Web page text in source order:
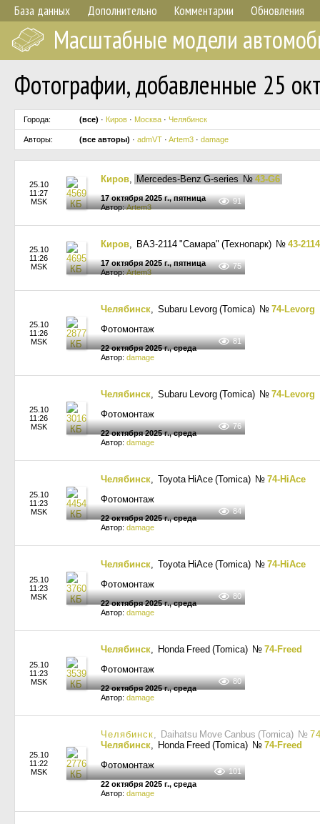
База данных Дополнительно Комментарии Обновления
Масштабные модели
Фотографии, добавленные 25
Города: (все) · Киров · Москва · Челябинск
Авторы: (все авторы) · admVT · Artem3 · damage
25.10
11:27
MSK
91
Киров, Mercedes-Benz G-series № 43-G6
17 октября 2025 г., пятница
Автор:Artem3
25.10
11:26
MSK
75
Киров, ВАЗ-2114 "Самара" (Технопарк) № 43-2114
17 октября 2025 г., пятница
Автор:Artem3
25.10
11:26
MSK
81
Челябинск, Subaru Levorg (Tomica) № 74-Levorg
Фотомонтаж
22 октября 2025 г., среда
Автор: damage
25.10
11:26
MSK
76
Челябинск, Subaru Levorg (Tomica) № 74-Levorg
Фотомонтаж
22 октября 2025 г., среда
Автор: damage
25.10
11:23
MSK
84
Челябинск, Toyota HiAce (Tomica) № 74-HiAce
Фотомонтаж
22 октября 2025 г., среда
Автор: damage
25.10
11:23
MSK
80
Челябинск, Toyota HiAce (Tomica) № 74-HiAce
Фотомонтаж
22 октября 2025 г., среда
Автор: damage
25.10
11:23
MSK
80
Челябинск, Honda Freed (Tomica) № 74-Freed
Фотомонтаж
22 октября 2025 г., среда
Автор: damage
25.10
11:22
MSK
101
Челябинск, Daihatsu Move Canbus (Tomica) №
Челябинск, Honda Freed (Tomica) № 74-Freed
Фотомонтаж
22 октября 2025 г., среда
Автор: damage